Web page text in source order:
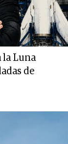
la Luna
de